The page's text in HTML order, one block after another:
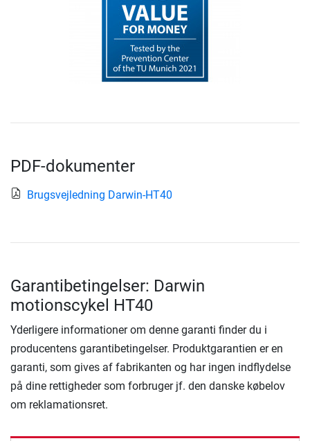
PDF-dokumenter
Brugsvejledning Darwin-HT40
Garantibetingelser: Darwin
motionscykel HT40
Yderligere informationer om denne garanti finder du i
producentens garantibetingelser. Produktgarantien er en
garanti, som gives af fabrikanten og har ingen indflydelse
på dine rettigheder som forbruger jf. den danske købelov
om reklamationsret.